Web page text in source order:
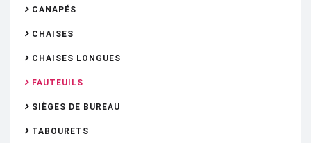
CANAPÉS
CHAISES
CHAISES LONGUES
FAUTEUILS
SIÈGES DE BUREAU
TABOURETS